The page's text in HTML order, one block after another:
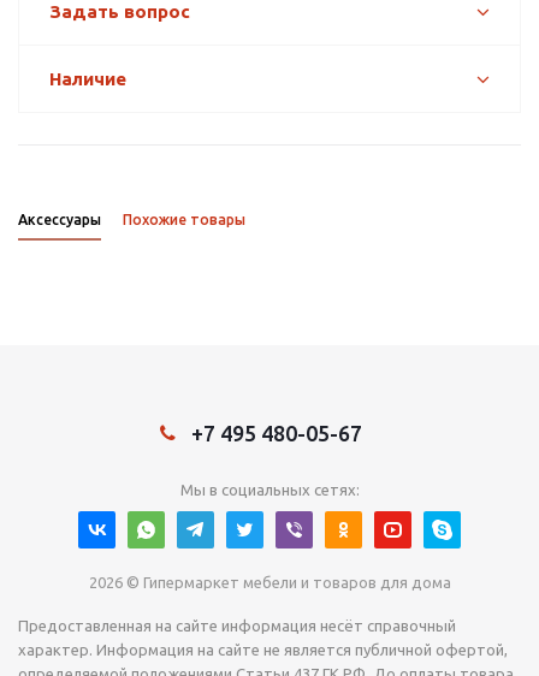
Задать вопрос
Наличие
Аксессуары Похожие товары
+7 495 480-05-67
Мы в социальных сетях:
2026 © Гипермаркет мебели и товаров для дома
Предоставленная на сайте информация несёт справочный
характер. Информация на сайте не является публичной офертой,